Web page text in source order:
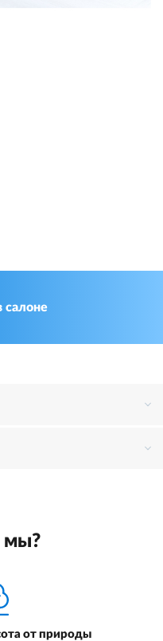
салоне
мы?
от природы